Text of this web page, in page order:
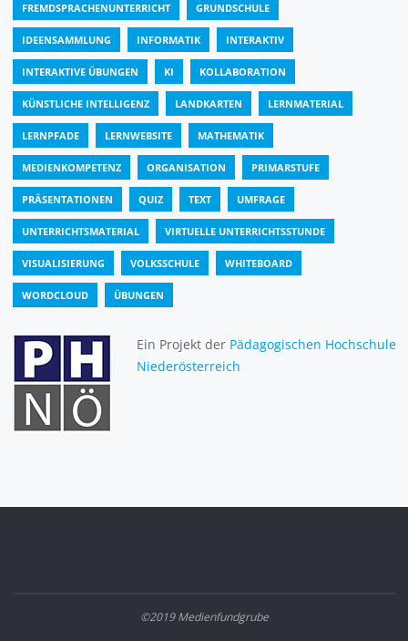
FREMDSPRACHENUNTERRICHT GRUNDSCHULE
IDEENSAMMLUNG INFORMATIK INTERAKTIV
INTERAKTIVE ÜBUNGEN KI KOLLABORATION
KÜNSTLICHE INTELLIGENZ LANDKARTEN LERNMATERIAL
LERNPFADE LERNWEBSITE MATHEMATIK
MEDIENKOMPETENZ ORGANISATION PRIMARSTUFE
PRÄSENTATIONEN QUIZ TEXT UMFRAGE
UNTERRICHTSMATERIAL VIRTUELLE UNTERRICHTSSTUNDE
VISUALISIERUNG VOLKSSCHULE WHITEBOARD
WORDCLOUD ÜBUNGEN
Ein Projekt der Pädagogischen Hochschule
Niederösterreich
©2019 Medienfundgrube